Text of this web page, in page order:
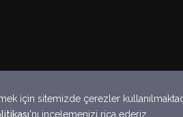
için sitemizde çerezler
'nı incelemenizi rica ederiz.